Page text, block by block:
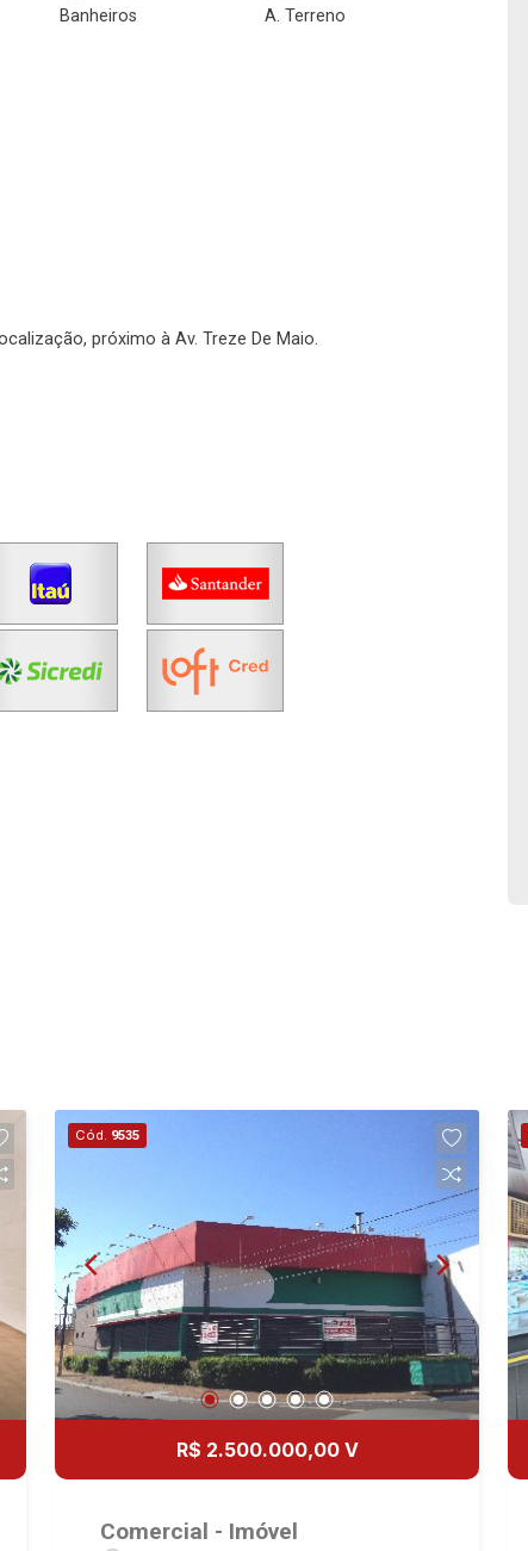
Banheiros A. Terreno
próximo à Av. Treze De Maio.
Onde deseja encontrar
Confirmar dados da
Cód. 9535
R$ 2.500.000,00 V
Comercial - Imóvel